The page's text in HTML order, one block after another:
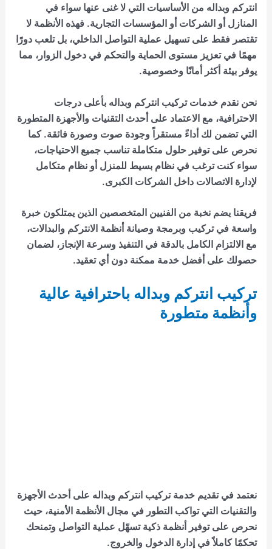
انتركم وبداله من الأساسيات التي لا غنى عنها سواء في
المنازل أو الشركات أو المؤسسات التجارية. فهذه الأنظمة لا
تقتصر فقط على تسهيل عملية التواصل الداخلي، بل تلعب دورًا
مهمًا في تعزيز مستوى الحماية والتحكم في دخول الزوار، مما
يوفر بيئة أكثر أمانًا وخصوصية.
نحن نقدم خدمات تركيب انتركم وبداله بأعلى درجات
الاحترافية، مع الاعتماد على أحدث التقنيات والأجهزة المتطورة
التي تضمن لك أداءً مستقراً وجودة صوت وصورة فائقة. كما
نحرص على توفير حلول متكاملة تناسب جميع الاحتياجات،
سواء كنت ترغب في نظام بسيط للمنزل أو نظام متكامل
لإدارة الاتصالات داخل الشركات الكبرى.
فريقنا يضم نخبة من الفنيين المتخصصين الذين يمتلكون خبرة
واسعة في تركيب وبرمجة وصيانة أنظمة الانتركم والبدالات،
مع الالتزام الكامل بالدقة في التنفيذ وسرعة الإنجاز، لضمان
حصولك على أفضل خدمة ممكنة دون أي تعقيد.
تركيب انتركم وبداله باحترافية عالية
وأنظمة متطورة
نعتمد في تقديم خدمة تركيب انتركم وبداله على أحدث الأجهزة
والتقنيات التي تواكب التطور في مجال الأنظمة الأمنية، حيث
نحرص على توفير أنظمة ذكية تسهّل عملية التواصل وتمنحك
تحكمًا كاملاً في إدارة الدخول والخروج.